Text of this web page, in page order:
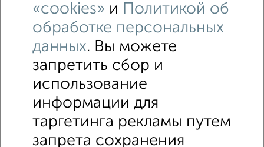
«cookies» и Политикой об
обработке персональных
данных. Вы можете
запретить сбор и
использование
информации для
таргетинга рекламы путем
запрета сохранения